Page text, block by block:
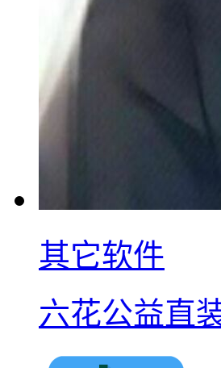
其它软件
六花公益直